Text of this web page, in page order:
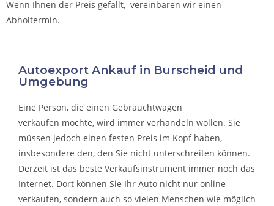
Wenn Ihnen der Preis gefällt, vereinbaren wir einen
Abholtermin.
Autoexport Ankauf in Burscheid und
Umgebung
Eine Person, die einen Gebrauchtwagen
verkaufen möchte, wird immer verhandeln wollen. Sie
müssen jedoch einen festen Preis im Kopf haben,
insbesondere den, den Sie nicht unterschreiten können.
Derzeit ist das beste Verkaufsinstrument immer noch das
Internet. Dort können Sie Ihr Auto nicht nur online
verkaufen, sondern auch so vielen Menschen wie möglich